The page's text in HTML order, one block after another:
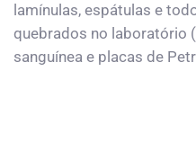
lamínulas, espátulas e
quebrados no laboratório
sanguínea e placas de